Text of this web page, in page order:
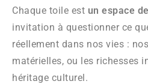
Chaque toile est un espace
invitation à questionner ce
réellement dans nos vies :
matérielles, ou les richesses
héritage culturel.